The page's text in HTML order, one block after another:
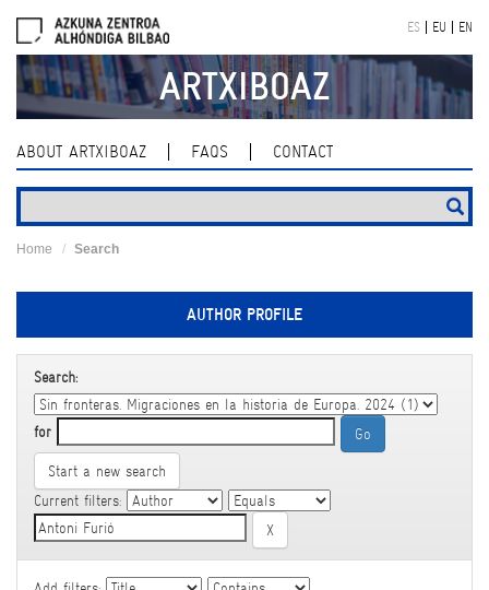
navigation
ES EU EN
ARTXIBOAZ
ABOUT ARTXIBOAZ FAQS CONTACT
Home Search
AUTHOR PROFILE
Search:
for
Start a new search
Current filters: